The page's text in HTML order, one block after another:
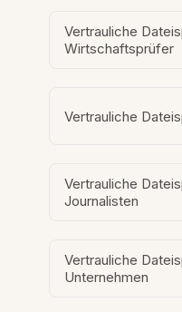
Vertrauliche
Wirtschaftsprüfer
Vertrauliche
Vertrauliche
Journalisten
Vertrauliche
Unternehmen